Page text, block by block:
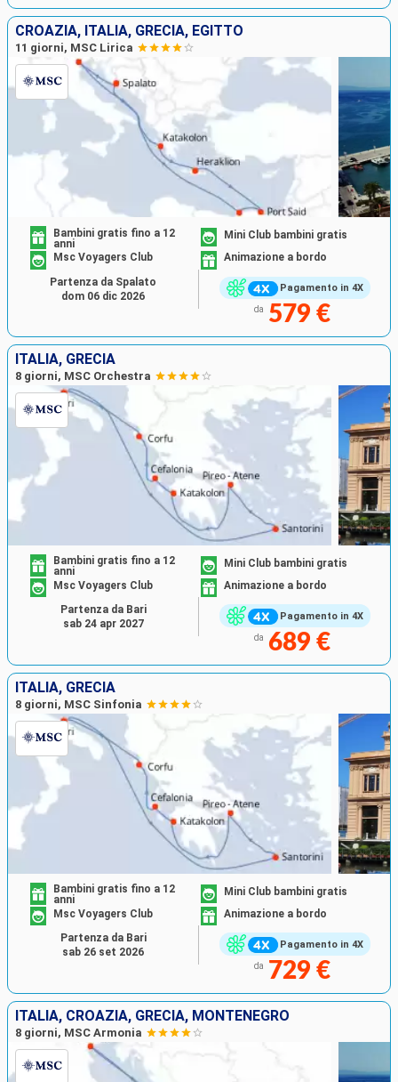
CROAZIA, ITALIA, GRECIA, EGITTO
11 giorni, MSC Lirica
Pagamento in 4X
Bambini gratis fino a 12
anni
Mini Club bambini gratis
Msc Voyagers Club
Animazione a bordo
da 579 €
Partenza da Spalato
dom 06 dic 2026
ITALIA, GRECIA
8 giorni, MSC Orchestra
Pagamento in 4X
Bambini gratis fino a 12
anni
Mini Club bambini gratis
Msc Voyagers Club
Animazione a bordo
da 689 €
Partenza da Bari
sab 24 apr 2027
ITALIA, GRECIA
8 giorni, MSC Sinfonia
Pagamento in 4X
Bambini gratis fino a 12
anni
Mini Club bambini gratis
Msc Voyagers Club
Animazione a bordo
da 729 €
Partenza da Bari
sab 26 set 2026
ITALIA, CROAZIA, GRECIA, MONTENEGRO
8 giorni, MSC Armonia